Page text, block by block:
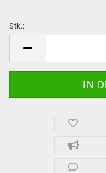
Stk.: